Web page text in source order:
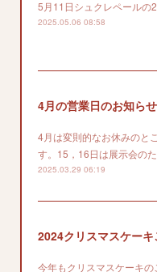
5月11日シュクレペールの
2025.05.06 08:58
4月の営業日のお知らせ
4月は変則的なお休みのと
す。15，16日は展示会の
2025.03.29 06:19
今年もクリスマスケーキの